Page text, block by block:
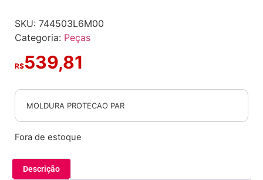
SKU: 744503L6M00
Categoria: Peças
R$539,81
MOLDURA PROTECAO PAR
Fora de estoque
Descrição